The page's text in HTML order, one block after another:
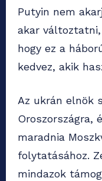
Putyin nem
akar
hogy ez a
kedvez, akik
Az ukrán elnök
Oroszországra,
maradnia
folytatásához.
mindazok